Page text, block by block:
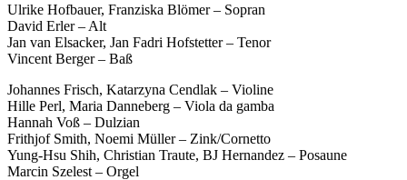
Ulrike Hofbauer, Franziska Blömer – Sopran
David Erler – Alt
Jan van Elsacker, Jan Fadri Hofstetter – Tenor
Vincent Berger – Baß
Johannes Frisch, Katarzyna Cendlak – Violine
Hille Perl, Maria Danneberg – Viola da gamba
Hannah Voß – Dulzian
Frithjof Smith, Noemi Müller – Zink/Cornetto
Yung-Hsu Shih, Christian Traute, BJ Hernandez – Posaune
Marcin Szelest – Orgel